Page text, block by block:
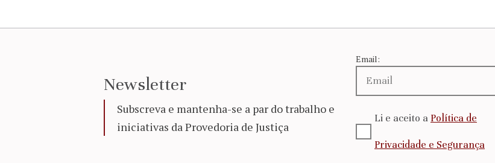
Newsletter
Subscreva e mantenha-se a par do trabalho e
iniciativas da Provedoria de Justiça
Email:
Li e aceito a Política de
Privacidade e Segurança